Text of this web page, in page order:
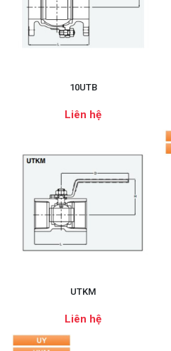
10UTB
Liên hệ
UTKM
Liên hệ